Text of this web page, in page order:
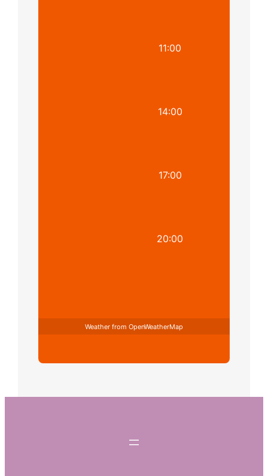
11:00
14:00
17:00
20:00
Weather from OpenWeatherMap